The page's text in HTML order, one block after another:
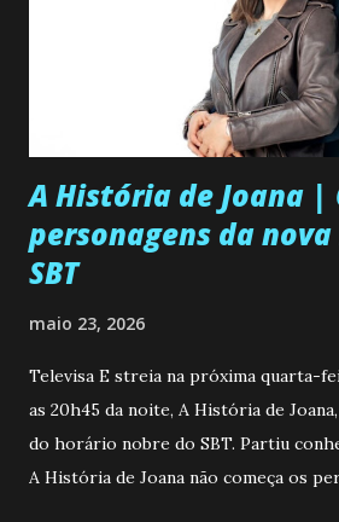
A História de Joana |
personagens da
SBT
maio 23, 2026
Televisa E streia na próxima quarta-
as 20h45 da noite, A História de
do horário nobre do SBT. Partiu
A História de Joana não começa os